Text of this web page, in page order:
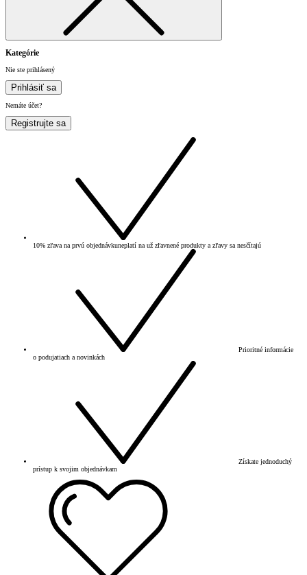
Kategórie
Nie ste prihlásený
Prihlásiť sa
Nemáte účet?
Registrujte sa
10% zľava na prvú objednávkuneplatí na už zľavnené produkty a zľavy sa nesčítajú
Prioritné informácie
o podujatiach a novinkách
Získate jednoduchý
prístup k svojim objednávkam